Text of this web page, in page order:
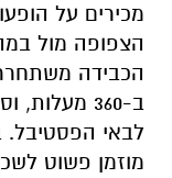
מכירים על
הצפופה מול
הכבידה
ב-360
לבאי הפסטיבל.
מוזמן פשוט